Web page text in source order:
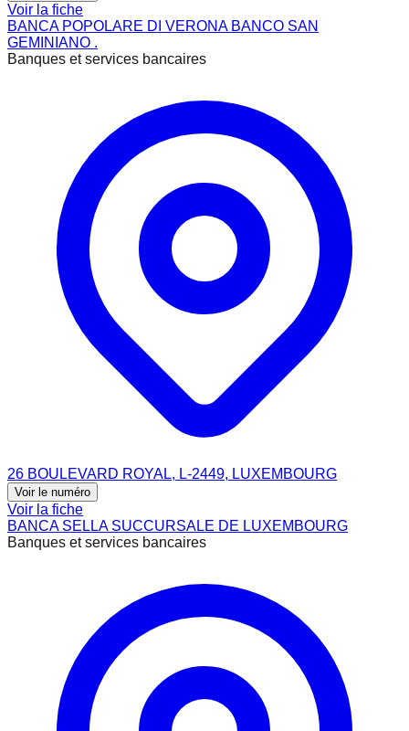
Voir la fiche
BANCA POPOLARE DI VERONA BANCO SAN
GEMINIANO .
Banques et services bancaires
26 BOULEVARD ROYAL, L-2449, LUXEMBOURG
Voir le numéro
Voir la fiche
BANCA SELLA SUCCURSALE DE LUXEMBOURG
Banques et services bancaires